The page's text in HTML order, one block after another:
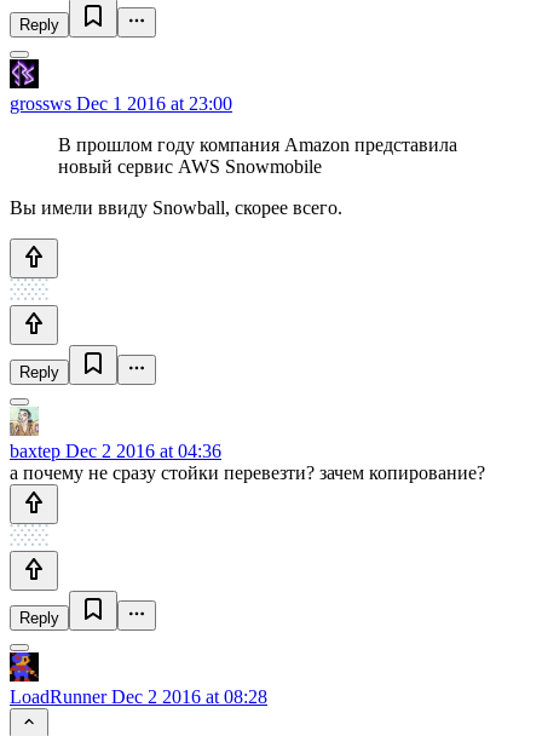
Reply
grossws Dec 1 2016 at 23:00
В прошлом году компания Amazon представила
новый сервис AWS Snowmobile
Вы имели ввиду Snowball, скорее всего.
Reply
baxtep Dec 2 2016 at 04:36
а почему не сразу стойки перевезти? зачем копирование?
Reply
LoadRunnerDec 2 2016 at 08:28